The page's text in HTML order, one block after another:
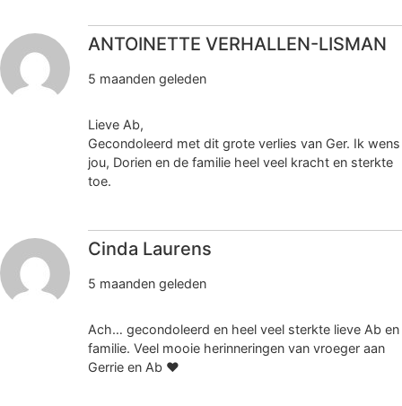
ANTOINETTE VERHALLEN-LISMAN
5 maanden geleden
Lieve Ab,
Gecondoleerd met dit grote verlies van Ger. Ik wens
jou, Dorien en de familie heel veel kracht en sterkte
toe.
Cinda Laurens
5 maanden geleden
Ach… gecondoleerd en heel veel sterkte lieve Ab en
familie. Veel mooie herinneringen van vroeger aan
Gerrie en Ab ❤️